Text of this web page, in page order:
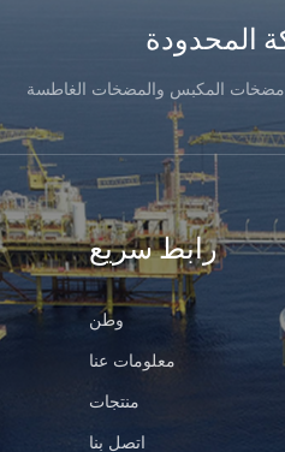
المحدودة
مضخات المكبس والمضخات الغاطسة
رابط سريع
وطن
معلومات عنا
منتجات
اتصل بنا